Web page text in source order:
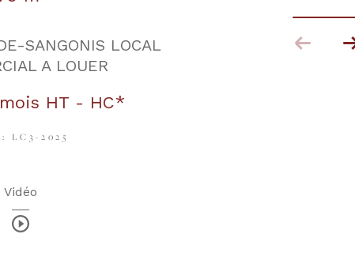
SANGONIS LOCAL
A LOUER
HT - HC*
LC3-2025
Vidéo